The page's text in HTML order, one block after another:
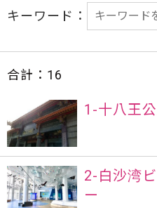
キーワード：
合計： 16
1-十八王
2-白沙湾
ー